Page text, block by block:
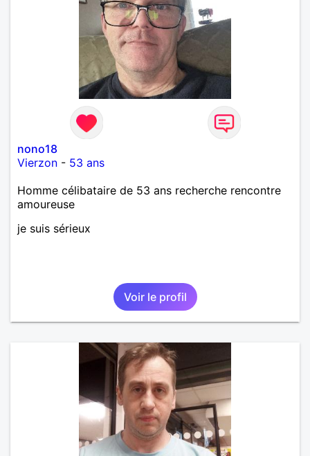
nono18
Vierzon - 53 ans
Homme célibataire de 53 ans recherche rencontre
amoureuse
je suis sérieux
Voir le profil